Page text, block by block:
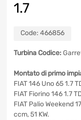
1.7
Code: 466856
Turbina Codice:
Montato di primo
FIAT 146 Uno 65 1.7
FIAT Fiorino 146 1.7
FIAT Palio Weekend
ccm, 51 KW.